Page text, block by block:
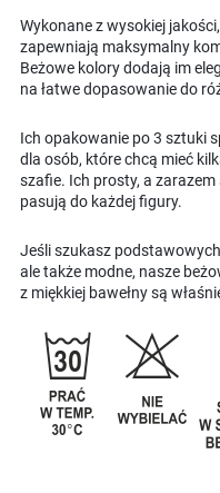
Wykonane z wysokiej
zapewniają maksymalny
Beżowe kolory dodają im
na łatwe dopasowanie do
Ich opakowanie po 3 sztuki
dla osób, które chcą mieć
szafie. Ich prosty, a
pasują do każdej figury.
Jeśli szukasz
ale także modne, nasze
z miękkiej bawełny są